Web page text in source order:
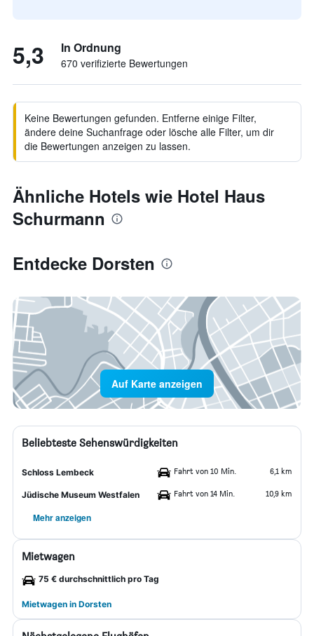
5,3 In Ordnung
670 verifizierte Bewertungen
Keine Bewertungen gefunden. Entferne einige Filter,
ändere deine Suchanfrage oder lösche alle Filter, um dir
die Bewertungen anzeigen zu lassen.
Ähnliche Hotels wie Hotel Haus
Schurmann
Entdecke Dorsten
Auf Karte anzeigen
Beliebteste Sehenswürdigkeiten
Schloss Lembeck Fahrt von 10 Min. 6,1 km
Jüdische Museum Westfalen Fahrt von 14 Min. 10,9 km
Mehr anzeigen
Mietwagen
75 € durchschnittlich pro Tag
Mietwagen in Dorsten